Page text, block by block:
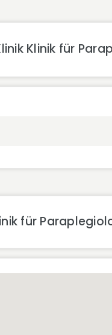
Klinik für
für